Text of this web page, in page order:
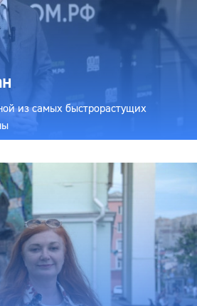
из самых быстрорастущих